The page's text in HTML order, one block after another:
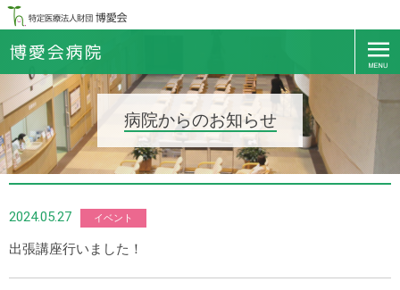
病院からのお知らせ
2024.05.27 イベント
出張講座行いました！